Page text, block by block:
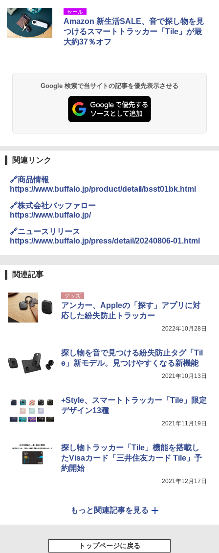
セール
Amazon 新生活SALE、音で探し物を見
つけるスマートトラッカー「Tile」が最
大約37％オフ
Google 検索で当サイトの記事を優先表示させる
関連リンク
🔗商品情報
https://www.buffalo.jp/product/detail/bsst01bk.html
🔗株式会社バッファロー
https://www.buffalo.jp/
🔗ニュースリリース
https://www.buffalo.jp/press/detail/20240806-01.html
関連記事
グッズ
アンカー、Appleの「探す」アプリに対
応した紛失防止トラッカー
2022年10月28日
探し物を音で見つける紛失防止タグ「Til
e」新モデル。見つけやすくなる新機能
2021年10月13日
+Style、スマートトラッカー「Tile」限定
デザイン13種
2021年11月19日
探し物トラッカー「Tile」機能を搭載し
たVisaカード「三井住友カード Tile」予
約開始
2021年12月17日
もっと関連記事を見る
トップページに戻る